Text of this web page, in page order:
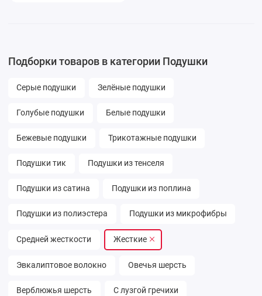
Подборки товаров в категории Подушки
Серые подушки Зелёные подушки
Голубые подушки Белые подушки
Бежевые подушки Трикотажные подушки
Подушки тик Подушки из тенселя
Подушки из сатина Подушки из поплина
Подушки из полиэстера Подушки из микрофибры
Средней жесткости Жесткие
Эвкалиптовое волокно Овечья шерсть
Верблюжья шерсть С лузгой гречихи